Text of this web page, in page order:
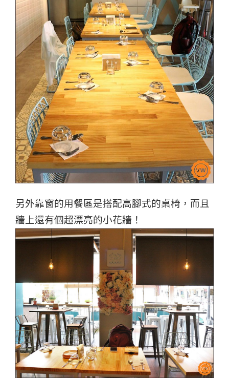
另外靠窗的用餐區是搭配高腳式的桌椅，而且
牆上還有個超漂亮的小花牆！